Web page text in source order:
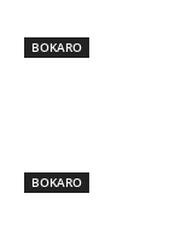
BOKARO
BOKARO